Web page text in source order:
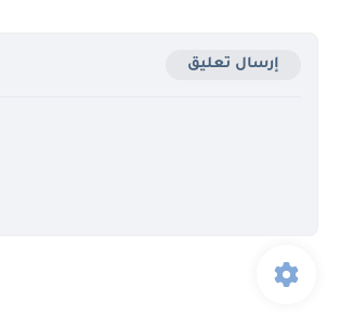
إرسال تعليق